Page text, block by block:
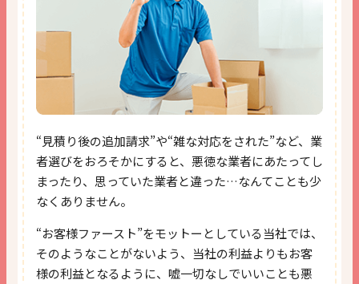
“見積り後の追加請求”や“雑な対応をされた”など、 業
者選びをおろそかにすると、悪徳な業者にあたってし
まったり、思っていた業者と違った…なんてことも少
なくありません。
“お客様ファースト”をモットーとしている当社では、
そのようなことがないよう、当社の利益よりもお客
様の利益となるように、嘘一切なしでいいことも悪